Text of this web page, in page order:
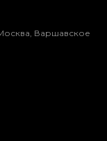
Варшавское